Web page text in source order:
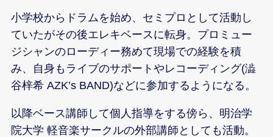
小学校からドラムを始め、セミプロとして活動し
ていたがその後エレキベースに転身。プロミュー
ジシャンのローディー務めて現場での経験を積
み、自身もライブのサポートやレコーディング(澁
谷梓希 AZK’s BAND)などに参加するようになる。
以降ベース講師して個人指導をする傍ら、明治学
院大学 軽音楽サークルの外部講師としても活動。